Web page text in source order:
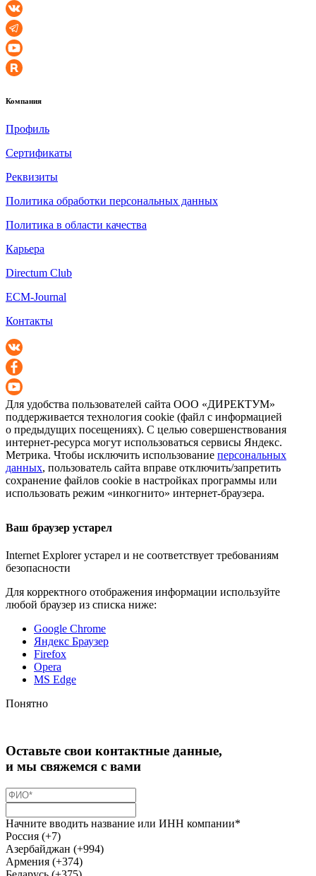
Компания
Профиль
Сертификаты
Реквизиты
Политика обработки персональных данных
Политика в области качества
Карьера
Directum Club
ECM-Journal
Контакты
Для удобства пользователей сайта ООО «ДИРЕКТУМ»
поддерживается технология cookie (файл с информацией
о предыдущих посещениях). С целью совершенствования
интернет-ресурса могут использоваться сервисы Яндекс.
Метрика. Чтобы исключить использование персональных
данных, пользователь сайта вправе отключить/запретить
сохранение файлов cookie в настройках программы или
использовать режим «инкогнито» интернет-браузера.
Ваш браузер устарел
Internet Explorer устарел и не соответствует требованиям
безопасности
Для корректного отображения информации используйте
любой браузер из списка ниже:
Google Chrome
Яндекс Браузер
Firefox
Opera
MS Edge
Понятно
Оставьте свои контактные данные,
и мы свяжемся с вами
Начните вводить название или ИНН компании*
Россия (+7)
Азербайджан (+994)
Армения (+374)